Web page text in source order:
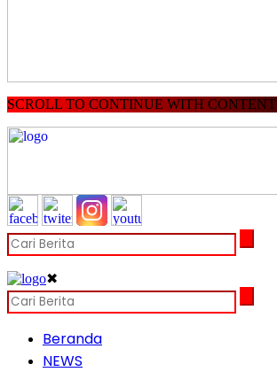
SCROLL TO CONTINUE WITH CONTENT
✖
Beranda
NEWS